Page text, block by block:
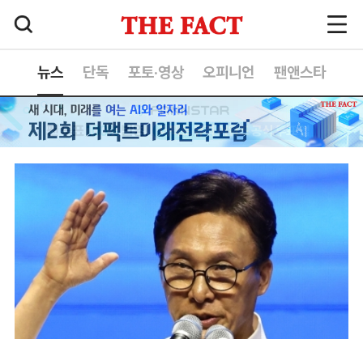
뉴스 단독 포토·영상 오피니언 팬앤스타